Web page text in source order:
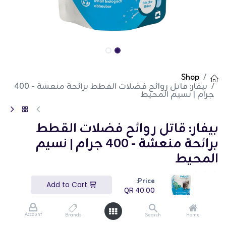
Price:
40.00
Home
Search
Brands
Account
Shop
بيفار: قاتل روائح فضلات القطط برائحة منعشة - 400
جرام | نسيم المحيط
بيفار: قاتل روائح فضلات القطط
برائحة منعشة - 400 جرام | نسيم
المحيط
(تقييم 0)
جم هو معطر قوي مصمم للقضاء على الروائح الكريهة
للحيوانات الأليفة. يتميز هذا المنتج بوزن 400 جم برائحة
نسيم المحيط التي تحييد وتنشط الهواء، مما يجعل منزلك
أكثر جاذبية. إنه مناسب للاستخدام في صناديق الفضلات،